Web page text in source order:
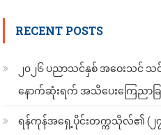
RECENT POSTS
၂၀၂၆ ပညာသင်နှစ် အဝေးသင် သ
နောက်ဆုံးရက် အသိပေးကြေညာခြ
ရန်ကုန်အရှေ့ပိုင်းတက္ကသိုလ်၏ (၂၇